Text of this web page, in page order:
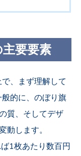
要要素
、まず理解して
的に、のぼり旗
質、そしてデザ
動します。
1枚あたり数百円